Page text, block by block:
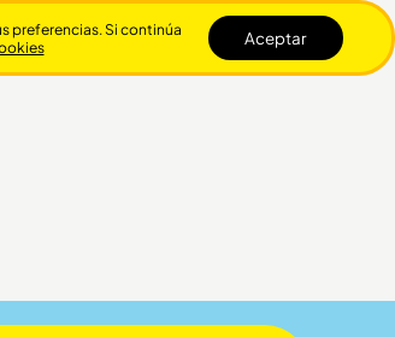
preferencias. Si continúa
Aceptar